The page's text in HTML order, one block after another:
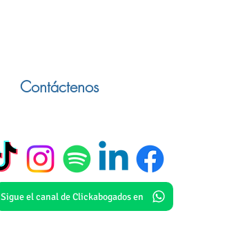
Contáctenos
Sigue el canal de Clickabogados en